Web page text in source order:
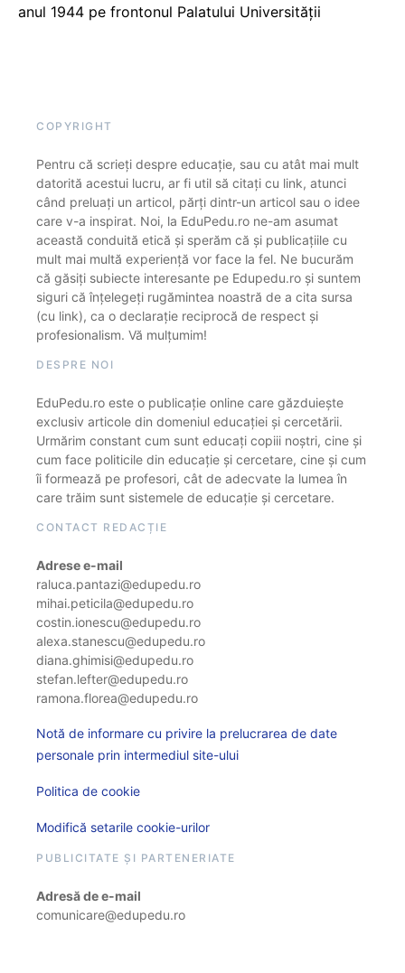
anul 1944 pe frontonul Palatului Universității
COPYRIGHT
Pentru că scrieți despre educație, sau cu atât mai mult
datorită acestui lucru, ar fi util să citați cu link, atunci
când preluați un articol, părți dintr-un articol sau o idee
care v-a inspirat. Noi, la EduPedu.ro ne-am asumat
această conduită etică și sperăm că și publicațiile cu
mult mai multă experiență vor face la fel. Ne bucurăm
că găsiți subiecte interesante pe Edupedu.ro și suntem
siguri că înțelegeți rugămintea noastră de a cita sursa
(cu link), ca o declarație reciprocă de respect și
profesionalism. Vă mulțumim!
DESPRE NOI
EduPedu.ro este o publicație online care găzduiește
exclusiv articole din domeniul educației și cercetării.
Urmărim constant cum sunt educați copiii noștri, cine și
cum face politicile din educație și cercetare, cine și cum
îi formează pe profesori, cât de adecvate la lumea în
care trăim sunt sistemele de educație și cercetare.
CONTACT REDACȚIE
Adrese e-mail
raluca.pantazi@edupedu.ro
mihai.peticila@edupedu.ro
costin.ionescu@edupedu.ro
alexa.stanescu@edupedu.ro
diana.ghimisi@edupedu.ro
stefan.lefter@edupedu.ro
ramona.florea@edupedu.ro
Notă de informare cu privire la prelucrarea de date
personale prin intermediul site-ului
Politica de cookie
Modifică setarile cookie-urilor
PUBLICITATE ȘI PARTENERIATE
Adresă de e-mail
comunicare@edupedu.ro